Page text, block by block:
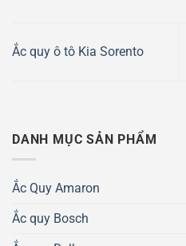
Ắc quy ô tô Kia Sorento
DANH MỤC SẢN PHẨM
Ắc Quy Amaron
Ắc quy Bosch